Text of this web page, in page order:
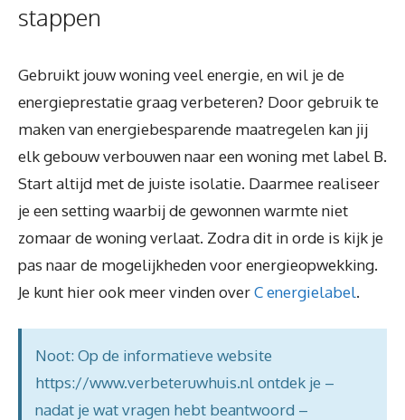
stappen
Gebruikt jouw woning veel energie, en wil je de
energieprestatie graag verbeteren? Door gebruik te
maken van energiebesparende maatregelen kan jij
elk gebouw verbouwen naar een woning met label B.
Start altijd met de juiste isolatie. Daarmee realiseer
je een setting waarbij de gewonnen warmte niet
zomaar de woning verlaat. Zodra dit in orde is kijk je
pas naar de mogelijkheden voor energieopwekking.
Je kunt hier ook meer vinden overC energielabel.
Noot: Op de informatieve website
https://www.verbeteruwhuis.nl ontdek je –
nadat je wat vragen hebt beantwoord –